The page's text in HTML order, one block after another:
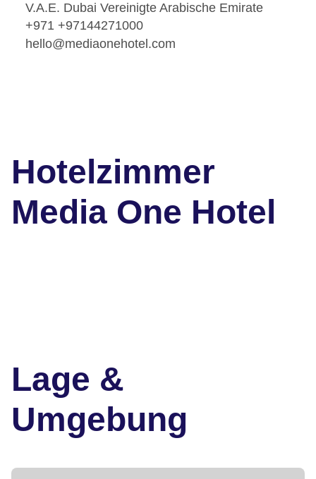
V.A.E. Dubai Vereinigte Arabische Emirate
+971 +97144271000
hello@mediaonehotel.com
Hotelzimmer
Media One Hotel
Lage &
Umgebung